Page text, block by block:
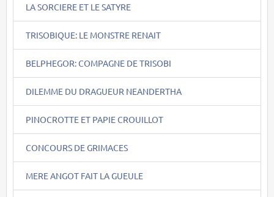
LA SORCIERE ET LE SATYRE
TRISOBIQUE: LE MONSTRE RENAIT
BELPHEGOR: COMPAGNE DE TRISOBI
DILEMME DU DRAGUEUR NEANDERTHA
PINOCROTTE ET PAPIE CROUILLOT
CONCOURS DE GRIMACES
MERE ANGOT FAIT LA GUEULE